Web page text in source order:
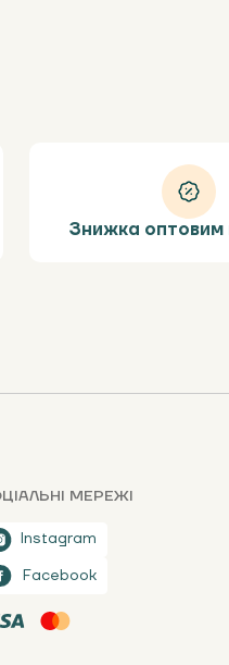
Знижка оптовим
МЕРЕЖІ
Instagram
Facebook